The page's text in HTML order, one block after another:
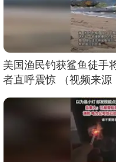
美国渔民钓获鲨鱼徒手
者直呼震惊 （视频来源